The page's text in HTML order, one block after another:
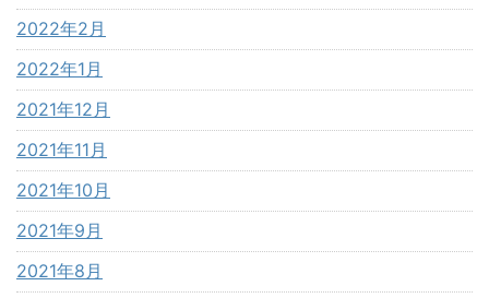
2022年2月
2022年1月
2021年12月
2021年11月
2021年10月
2021年9月
2021年8月